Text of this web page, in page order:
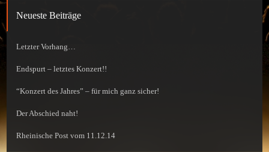
Neueste Beiträge
Letzter Vorhang…
Endspurt – letztes Konzert!!
“Konzert des Jahres” – für mich ganz sicher!
Der Abschied naht!
Rheinische Post vom 11.12.14